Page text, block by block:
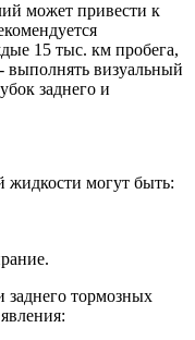
может привести к
15 тыс. км пробега,
выполнять визуальный
заднего и
могут быть:
заднего тормозных